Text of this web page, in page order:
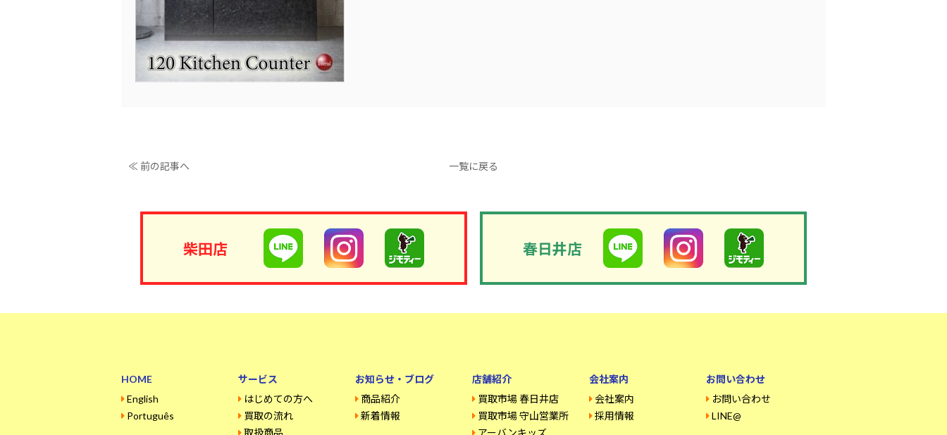
≪ 前の記事へ 一覧に戻る
柴田店 春日井店
HOME
English
Português
サービス
はじめての方へ
買取の流れ
取扱商品
お知らせ・ブログ
商品紹介
新着情報
店舗紹介
買取市場 春日井店
買取市場 守山営業所
アーバンキッズ
会社案内
会社案内
採用情報
お問い合わせ
お問い合わせ
LINE@